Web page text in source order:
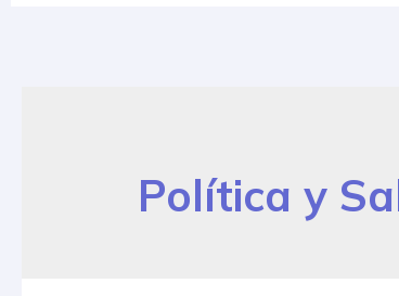
Política y